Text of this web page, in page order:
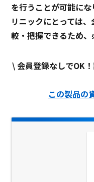
を行うことが可能に
リニックにとっては
較・把握できるため、
\ 会員登録なしでOK
この製品の